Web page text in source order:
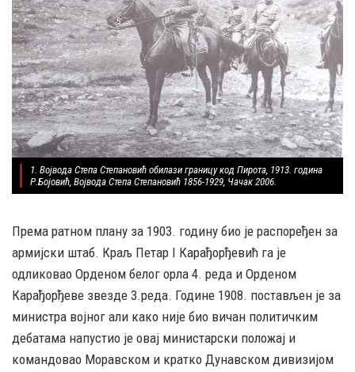
1. Војвода Степа Степановић обилази границу код Пирота, 1913. година
Р.Бојовић, Војвода Степа Степановић 1856-1929, Чачак 2006.
Према ратном плану за 1903. годину био је распоређен за
армијски штаб. Краљ Петар I Карађорђевић га је
одликовао Орденом белог орла 4. реда и Орденом
Карађорђеве звезде 3.реда. Године 1908. постављен је за
министра војног али како није био вичан политичким
дебатама напустио је овај министарски положај и
командовао Моравском и кратко Дунавском дивизијом